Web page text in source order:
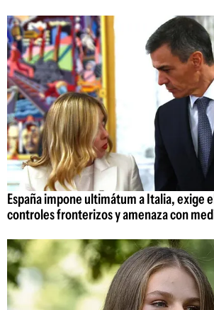
España impone ultimátum a Italia, exige
controles fronterizos y amenaza con